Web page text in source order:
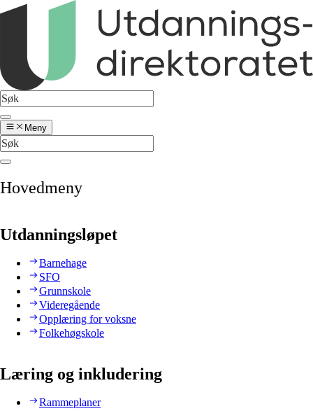
Meny
Hovedmeny
Utdanningsløpet
Barnehage
SFO
Grunnskole
Videregående
Opplæring for voksne
Folkehøgskole
Læring og inkludering
Rammeplaner